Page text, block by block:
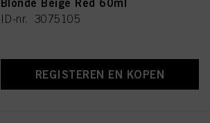
Blonde Beige Red 60ml
ID-nr. 3075105
REGISTEREN EN KOPEN